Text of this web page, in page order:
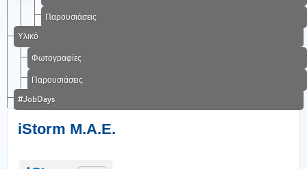
Παρουσιάσεις
Υλικό
Φωτογραφίες
Παρουσιάσεις
#JobDays
iStorm Μ.Α.Ε.